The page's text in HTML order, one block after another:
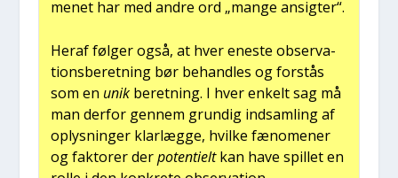
me­net har med andre ord „man­ge ansig­ter“.
Her­af føl­ger også, at hver ene­ste obser­va­
tions­be­ret­ning bør behand­les og for­stås
som en unik beret­ning. I hver enkelt sag må
man der­for gen­nem grun­dig ind­sam­ling af
oplys­nin­ger klar­læg­ge, hvil­ke fæno­me­ner
og fak­to­rer derpoten­ti­eltkan have spil­let en